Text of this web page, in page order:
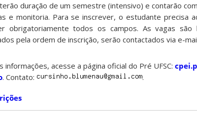
duração de um semestre (intensivo) e contarão
e monitoria. Para se inscrever, o estudante precisa
obrigatoriamente todos os campos. As vagas
pela ordem de inscrição, serão contactados via e-
informações, acesse a página oficial do Pré UFSC:
. Contato: .